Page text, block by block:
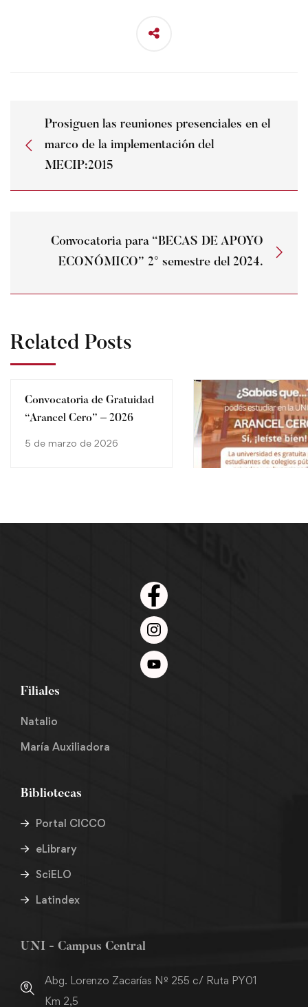
Prosiguen las reuniones presenciales en el
marco de la implementación del
MECIP:2015
Convocatoria para “BECAS DE APOYO
ECONÓMICO” 2° semestre del 2024.
Related Posts
Convocatoria de Gratuidad
“Arancel Cero” – 2026
5 de marzo de 2026
Filiales
Natalio
María Auxiliadora
Bibliotecas
Portal CICCO
eLibrary
SciELO
Latindex
UNI - Campus Central
Abg. Lorenzo Zacarías Nº 255 c/ Ruta PY01
Km 2,5